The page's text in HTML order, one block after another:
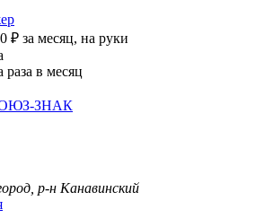
₽ за месяц, на руки
в месяц
ЗНАК
р-н Канавинский